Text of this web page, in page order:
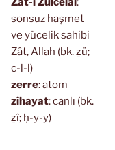
sonsuz haşmet
ve yücelik sahibi
Zât, Allah (bk. ẕü;
c-l-l)
zerre: atom
zîhayat: canlı (bk.
ẕî; ḥ-y-y)